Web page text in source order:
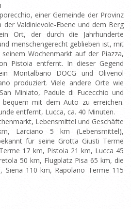
einer Gemeinde der Provinz
der Valdinievole-Ebene und dem Berg
Ort, der durch die Jahrhunderte
menschengerecht geblieben ist, mit
Wochenmarkt auf der Piazza,
Pistoia entfernt. In dieser Gegend
Montalbano DOCG und Olivenöl
produziert. Viele andere Orte wie
Miniato, Padule di Fucecchio und
mit dem Auto zu erreichen.
entfernt, Lucca, ca. 40 Minuten.
Lebensmittel und Geschäfte
Larciano 5 km (Lebensmittel),
für seine Grotta Giusti Terme
17 km, Pistoia 21 km, Lucca 45
50 km, Flugplatz Pisa 65 km, die
Siena 110 km, Rapolano Terme 115